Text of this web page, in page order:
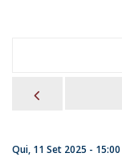
Qui, 11 Set 2025 - 15:00